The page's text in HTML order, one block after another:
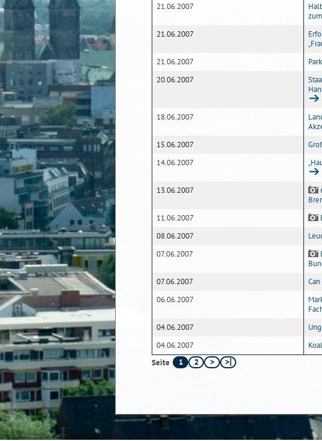
21.06.2007
21.06.2007
21.06.2007
20.06.2007
18.06.2007
15.06.2007
14.06.2007
13.06.2007
11.06.2007
08.06.2007
07.06.2007
07.06.2007
06.06.2007
04.06.2007
04.06.2007
Seite
1 2